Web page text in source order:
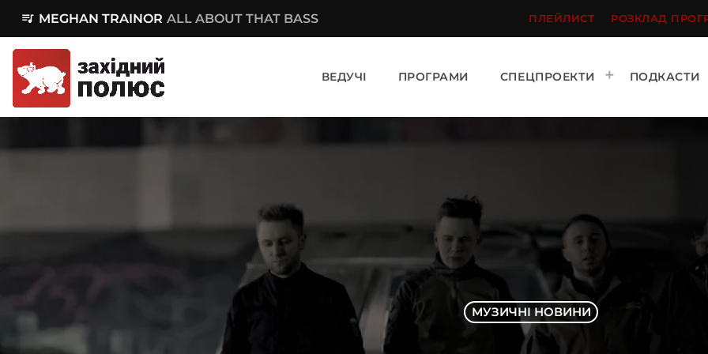
queue_music MEGHAN TRAINOR ALL ABOUT THAT BASS ПЛЕЙЛИСТ РОЗКЛАД
ВЕДУЧІ ПРОГРАМИ СПЕЦПРОЕКТИ ПОДКАСТИ
МУЗИЧНІ НОВИНИ